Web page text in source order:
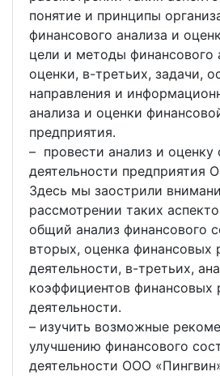
понятие и принципы
финансового анализа и
цели и методы финансового
оценки, в-третьих, задачи,
направления и
анализа и оценки
предприятия.
– провести анализ и оценку
деятельности предприятия
Здесь мы заострили
рассмотрении таких
общий анализ финансового
вторых, оценка финансовых
деятельности, в-третьих,
коэффициентов финансовых
деятельности.
– изучить возможные
улучшению финансового
деятельности ООО